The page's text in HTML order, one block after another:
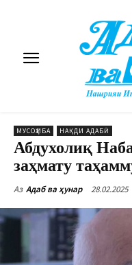
МУСОҲИБА НАҚДИ АДАБӢ
Абдухолиқ
заҳмату
Аз Адаб ва ҳунар 28.02.2025